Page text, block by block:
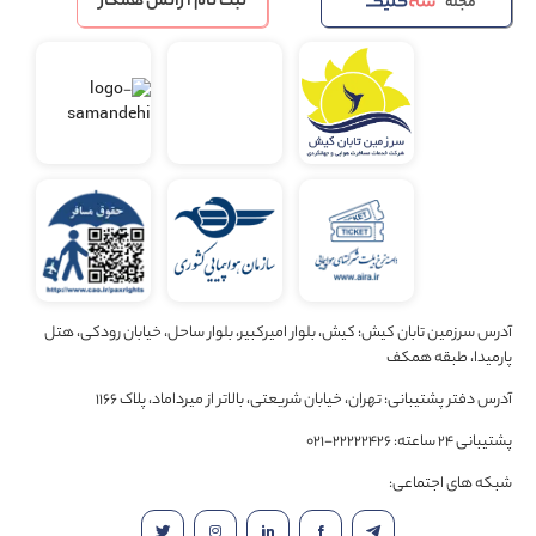
آدرس سرزمین تابان کیش: کیش، بلوار امیرکبیر، بلوار ساحل، خیابان رودکی، هتل
پارمیدا، طبقه همکف
آدرس دفتر پشتیبانی: تهران، خیابان شریعتی، بالاتر از میرداماد، پلاک 1166
پشتیبانی 24 ساعته: 22222426-021
شبکه های اجتماعی: